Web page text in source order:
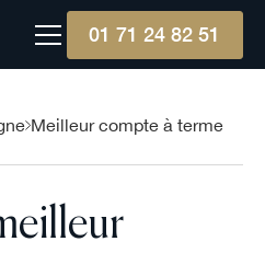
01 71 24 82 51
Meilleur compte à terme